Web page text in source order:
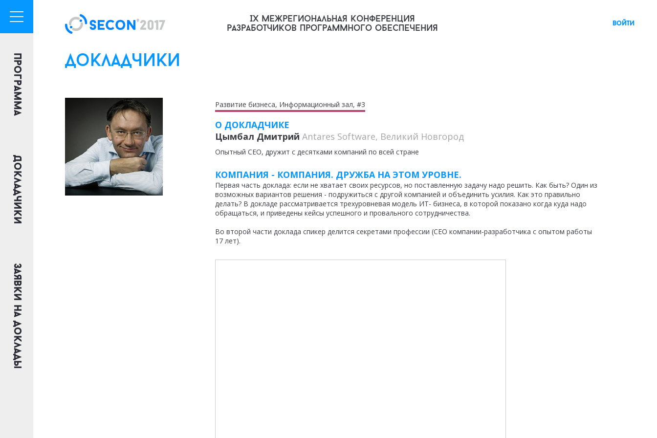
Программа
Докладчики
Заявки на доклады
IX межрегиональная конференция
разработчиков программного обеспечения
войти
докладчики
Развитие бизнеса, Информационный зал, #3
О ДОКЛАДЧИКЕ
Цымбал Дмитрий Antares Software, Великий Новгород
Опытный СЕО, дружит с десятками компаний по всей стране
КОМПАНИЯ - КОМПАНИЯ. ДРУЖБА НА ЭТОМ УРОВНЕ.
Первая часть доклада: если не хватает своих ресурсов, но поставленную задачу надо решить. Как быть? Один из
возможных вариантов решения - подружиться с другой компанией и объединить усилия. Как это правильно
делать? В докладе рассматривается трехуровневая модель ИТ- бизнеса, в которой показано когда куда надо
обращаться, и приведены кейсы успешного и провального сотрудничества.
Во второй части доклада спикер делится секретами профессии (СЕО компании-разработчика с опытом работы
17 лет).